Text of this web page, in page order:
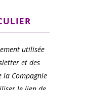
utilisée
et des
la Compagnie